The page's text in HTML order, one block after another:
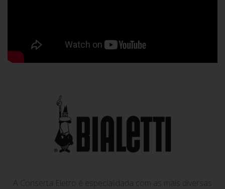
A Conserta Eletro é especialidada com as mais diversas